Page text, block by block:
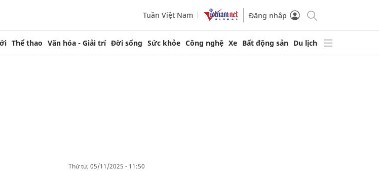
Tuần Việt Nam Đăng nhập
Thể thao Văn hóa - Giải trí Đời sống Sức khỏe Công nghệ Xe Bất động sản Du lịch
thứ tư, 05/11/2025 - 11:50